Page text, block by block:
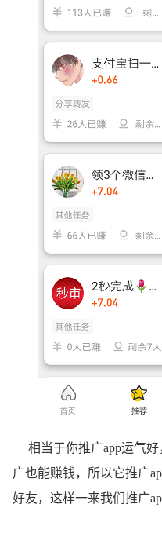
相当于你推广app运气好
广也能赚钱，所以它推广
好友，这样一来我们推广